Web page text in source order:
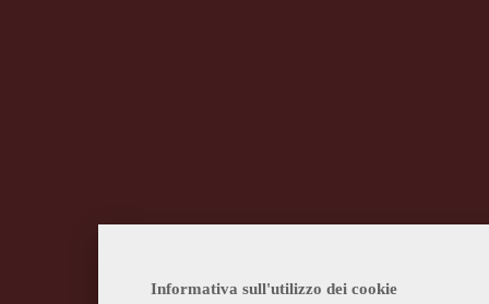
Informativa sull'utilizzo dei cookie